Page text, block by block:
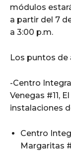
módulos
a partir del 7
a 3:00 p.m.
Los puntos de
-Centro
Venegas #11,
instalaciones
Centro
Margaritas